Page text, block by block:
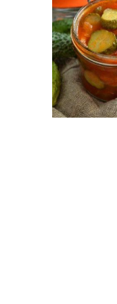
пасте
Огурцы с